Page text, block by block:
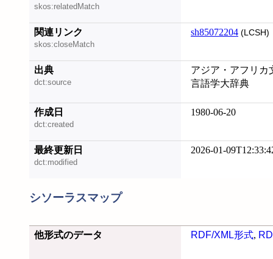
skos:relatedMatch
関連リンク
skos:closeMatch
sh85072204 (LCSH)
出典
dct:source
アジア・アフリカ
言語学大辞典
作成日
dct:created
1980-06-20
最終更新日
dct:modified
2026-01-
シソーラスマップ
他形式のデータ RDF/XML形式,